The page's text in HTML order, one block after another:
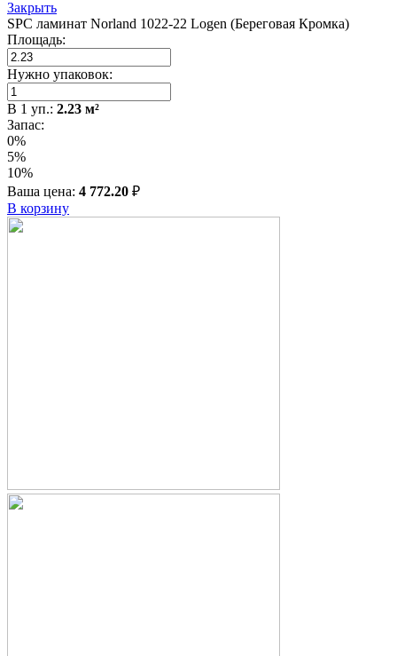
Закрыть
SPC ламинат Norland 1022-22 Logen (Береговая Кромка)
Площадь:
Нужно упаковок:
В 1 уп.: 2.23 м²
Запас:
0%
5%
10%
Ваша цена: 4 772.20 ₽
В корзину